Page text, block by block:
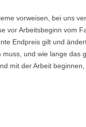
vorweisen, bei uns
Arbeitsbeginn vom
Endpreis gilt und
und wie lange
mit der Arbeit